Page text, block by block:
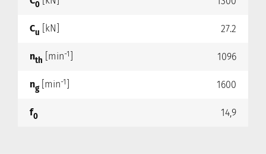
0
Cu [kN] 27.2
nth [min-1 1096
ng[min-1 1600
f0 14,9